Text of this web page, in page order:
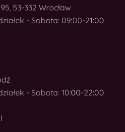
53-332 Wrocław
- Sobota: 09:00-21:00
- Sobota: 10:00-22:00